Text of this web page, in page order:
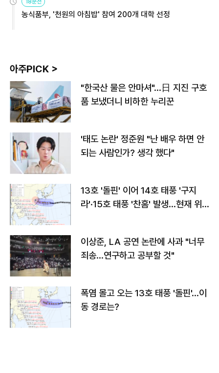
농식품부, '천원의 아침밥' 참여 200개 대학 선정
아주PICK >
"한국산 물은 안마셔"…日 지진 구호
품 보냈더니 비하한 누리꾼
'태도 논란' 정준원 "난 배우 하면 안
되는 사람인가? 생각 했다"
13호 '돌핀' 이어 14호 태풍 '구지
라'·15호 태풍 '찬홈' 발생…현재 위
이상준, LA 공연 논란에 사과 "너무
죄송…연구하고 공부할 것"
폭염 몰고 오는 13호 태풍 '돌핀'…이
동 경로는?